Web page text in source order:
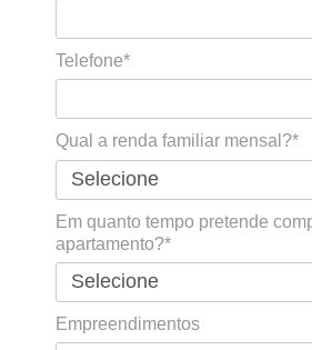
Telefone*
Qual a renda familiar mensal?*
Em quanto tempo pretende
apartamento?*
Empreendimentos